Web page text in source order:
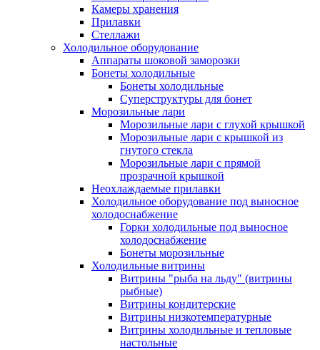
Камеры хранения
Прилавки
Стеллажи
Холодильное оборудование
Аппараты шоковой заморозки
Бонеты холодильные
Бонеты холодильные
Суперструктуры для бонет
Морозильные лари
Морозильные лари с глухой крышкой
Морозильные лари с крышкой из
гнутого стекла
Морозильные лари с прямой
прозрачной крышкой
Неохлаждаемые прилавки
Холодильное оборудование под выносное
холодоснабжение
Горки холодильные под выносное
холодоснабжение
Бонеты морозильные
Холодильные витрины
Витрины "рыба на льду" (витрины
рыбные)
Витрины кондитерские
Витрины низкотемпературные
Витрины холодильные и тепловые
настольные